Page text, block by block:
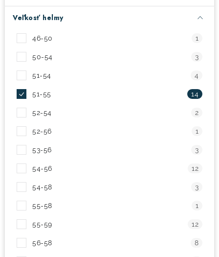
VÝPREDAJ
! Akcie !
Veľkosť helmy
46-50 1
50-54 3
51-54 4
51-55 14
52-54 2
52-56 1
53-56 3
54-56 12
54-58 3
55-58 1
55-59 12
56-58 8